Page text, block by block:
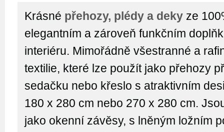
Krásné přehozy, plédy a deky ze
elegantním a zároveň funkčním
interiéru. Mimořádně všestranné a
textilie, které lze použít jako přehozy
sedačku nebo křeslo s atraktivním
180 x 280 cm nebo 270 x 280 cm.
jako okenní závěsy, s lněným ložním